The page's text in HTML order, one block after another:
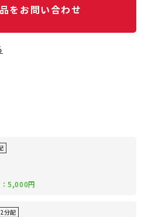
をお問い合わせ
5,000円
分配